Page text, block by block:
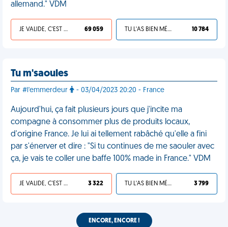
allemand." VDM
JE VALIDE, C'EST UNE VDM 69 059 TU L'AS BIEN MÉRITÉ 10 784
Tu m'saoules
Par #l'emmerdeur - 03/04/2023 20:20 - France
Aujourd'hui, ça fait plusieurs jours que j'incite ma
compagne à consommer plus de produits locaux,
d'origine France. Je lui ai tellement rabâché qu'elle a fini
par s'énerver et dire : "Si tu continues de me saouler avec
ça, je vais te coller une baffe 100% made in France." VDM
JE VALIDE, C'EST UNE VDM 3 322 TU L'AS BIEN MÉRITÉ 3 799
ENCORE, ENCORE !